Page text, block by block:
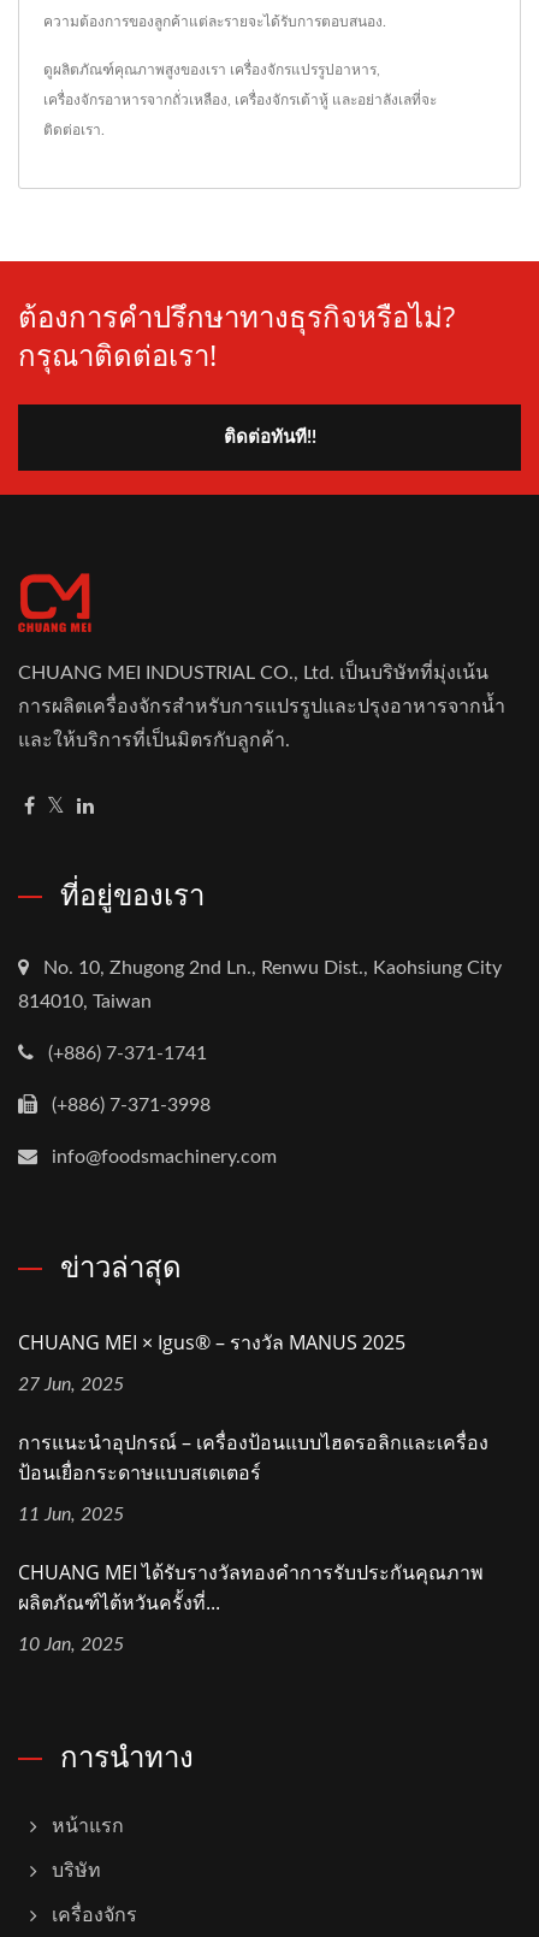
ความต้องการของลูกค้าแต่ละรายจะได้รับการตอบสนอง.
ดูผลิตภัณฑ์คุณภาพสูงของเรา เครื่องจักรแปรรูปอาหาร
เครื่องจักรอาหารจากถั่วเหลือง เครื่องจักรเต้าหู้ และอย่าลังเลที่จะ
ติดต่อเรา
ต้องการคำปรึกษาทางธุรกิจหรือไม่?
กรุณาติดต่อเรา!
ติดต่อทันที!!
CHUANG MEI INDUSTRIAL CO., Ltd. เป็นบริษัทที่มุ่งเน้น
การผลิตเครื่องจักรสำหรับการแปรรูปและปรุงอาหารจากน้ำ
และให้บริการที่เป็นมิตรกับลูกค้า.
ที่อยู่ของเรา
No. 10, Zhugong 2nd Ln., Renwu Dist., Kaohsiung City
814010, Taiwan
(+886) 7-371-1741
(+886) 7-371-3998
info@foodsmachinery.com
ข่าวล่าสุด
CHUANG MEI × Igus® – รางวัล MANUS 2025
27 Jun, 2025
การแนะนำอุปกรณ์ – เครื่องป้อนแบบไฮดรอลิกและเครื่อง
ป้อนเยื่อกระดาษแบบสเตเตอร์
11 Jun, 2025
CHUANG MEI ได้รับรางวัลทองคำการรับประกันคุณภาพ
ผลิตภัณฑ์ไต้หวันครั้งที่...
10 Jan, 2025
การนำทาง
หน้าแรก
บริษัท
เครื่องจักร